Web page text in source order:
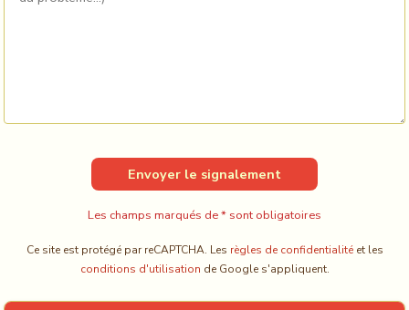
Les champs marqués de * sont obligatoires
Ce site est protégé par reCAPTCHA. Les règles de confidentialitéet les
conditions d'utilisation de Google s'appliquent.